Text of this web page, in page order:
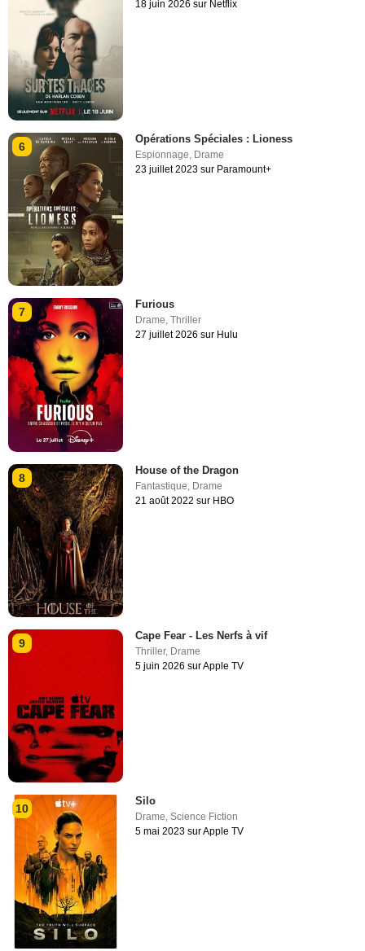
18 juin 2026 sur Netflix
6
Opérations Spéciales : Lioness
Espionnage, Drame
23 juillet 2023 sur Paramount+
7
Furious
Drame,Thriller
27 juillet 2026 sur Hulu
8
House of the Dragon
Fantastique Drame
21 août 2022 sur HBO
9
Cape Fear - Les Nerfs à vif
Thriller, Drame
5 juin 2026 sur Apple TV
10
Silo
Drame,Science Fiction
5 mai 2023 sur Apple TV